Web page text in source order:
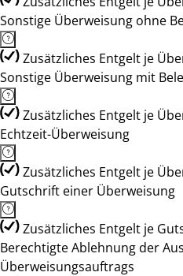
Sonstige Überweisung ohne
Zusätzliches Entgelt je
Sonstige Überweisung mit
Zusätzliches Entgelt je
Echtzeit-Überweisung
Zusätzliches Entgelt je
Gutschrift einer Überweisung
Zusätzliches Entgelt je
Berechtigte Ablehnung der
Überweisungsauftrags